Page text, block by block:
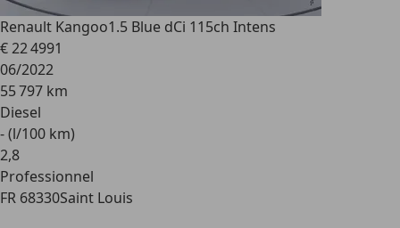
Renault Kangoo1.5 Blue dCi 115ch Intens
€ 22 4991
06/2022
55 797 km
Diesel
- (l/100 km)
2,8
Professionnel
FR 68330Saint Louis